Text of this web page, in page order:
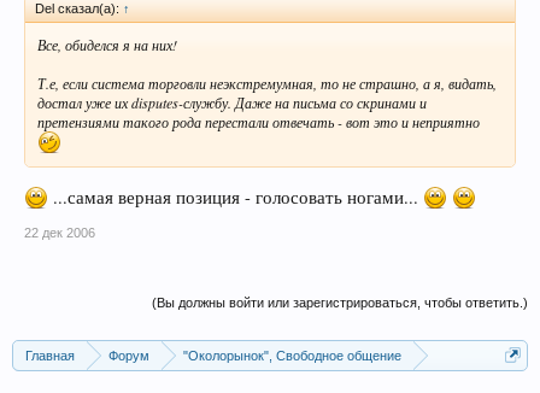
Del сказал(а): ↑
Все, обиделся я на них!
Т.е, если система торговли неэкстремумная, то не страшно, а я, видать,
достал уже их disputes-службу. Даже на письма со скринами и
претензиями такого рода перестали отвечать - вот это и неприятно
...самая верная позиция - голосовать ногами...
22 дек 2006
(Вы должны войти или зарегистрироваться, чтобы ответить.)
Главная Форум
"Околорынок", Свободное общение